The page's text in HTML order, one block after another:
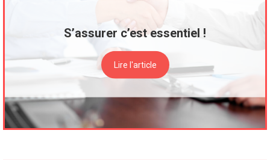
S’assurer c’est essentiel !
Lire l'article